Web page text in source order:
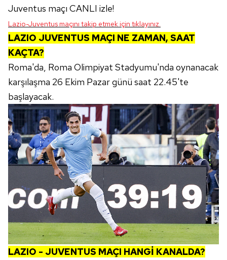
Juventus maçı CANLI izle!
Lazio-Juventus maçını takip etmek için tıklayınız.
LAZIO JUVENTUS MAÇI NE ZAMAN, SAAT
KAÇTA?
Roma'da, Roma Olimpiyat Stadyumu'nda oynanacak
karşılaşma 26 Ekim Pazar günü saat 22.45'te
başlayacak.
LAZIO - JUVENTUS MAÇI HANGİ KANALDA?